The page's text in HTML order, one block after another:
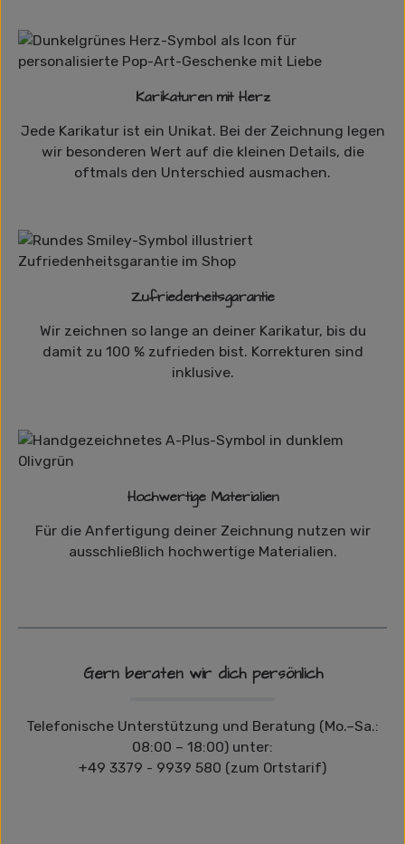
Karikaturen mit Herz
Jede Karikatur ist ein Unikat. Bei der Zeichnung legen
wir besonderen Wert auf die kleinen Details, die
oftmals den Unterschied ausmachen.
Zufriedenheitsgarantie
Wir zeichnen so lange an deiner Karikatur, bis du
damit zu 100 % zufrieden bist. Korrekturen sind
inklusive.
Hochwertige Materialien
Für die Anfertigung deiner Zeichnung nutzen wir
ausschließlich hochwertige Materialien.
Gern beraten wir dich persönlich
Telefonische Unterstützung und Beratung (Mo.–Sa.:
08:00 – 18:00) unter:
+49 3379 - 9939 580 (zum Ortstarif)